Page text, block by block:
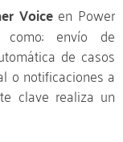
Voiceen Power
como: envío de
de casos
o notificaciones a
clave realiza un